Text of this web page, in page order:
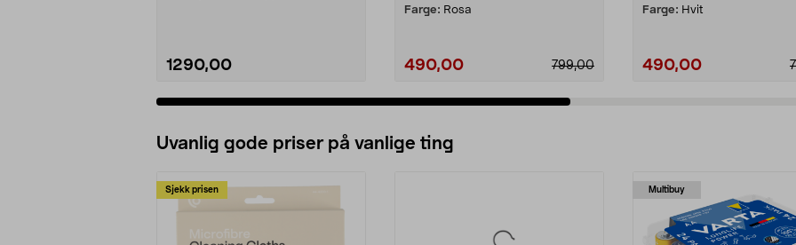
1290,00
Farge: Rosa
490,00 799,00
Farge: Hvit
490,00
Uvanlig gode priser på vanlige ting
Sjekk prisen Multibuy